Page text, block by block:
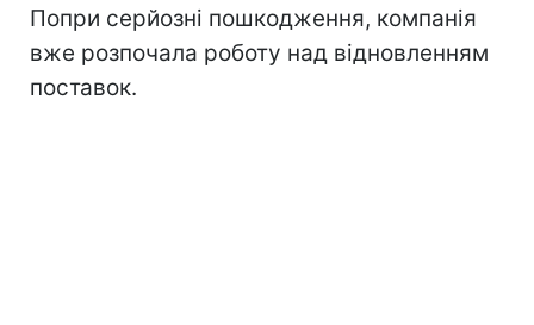
Попри серйозні пошкодження, компанія
вже розпочала роботу над відновленням
поставок.